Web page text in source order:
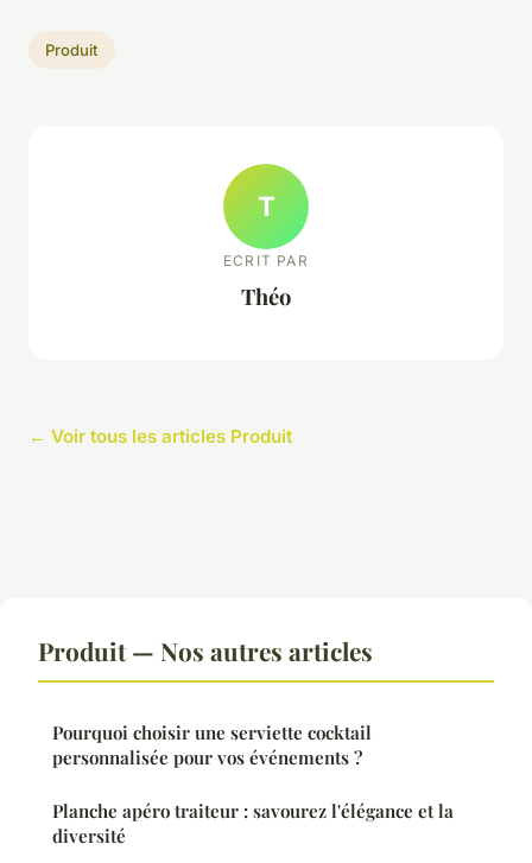
Produit
T
ECRIT PAR
Théo
← Voir tous les articles Produit
Produit — Nos autres articles
Pourquoi choisir une serviette cocktail
personnalisée pour vos événements ?
Planche apéro traiteur : savourez l'élégance et la
diversité